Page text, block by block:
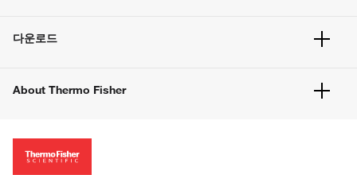
벌크 주문
고객 센터
웹사이트 개선사항
다운로드
About Thermo Fisher
투자자